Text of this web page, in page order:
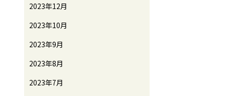
2023年12月
2023年10月
2023年9月
2023年8月
2023年7月